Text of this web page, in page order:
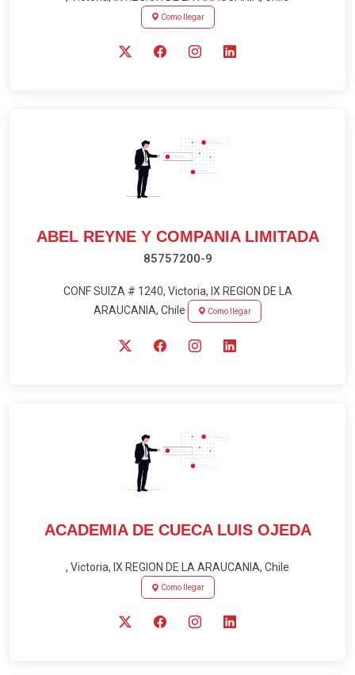
Como llegar
ABEL REYNE Y COMPANIA LIMITADA
85757200-9
CONF SUIZA # 1240, Victoria, IX REGION DE LA
ARAUCANIA, Chile
Como llegar
ACADEMIA DE CUECA LUIS OJEDA
, Victoria, IX REGION DE LA ARAUCANIA, Chile
Como llegar